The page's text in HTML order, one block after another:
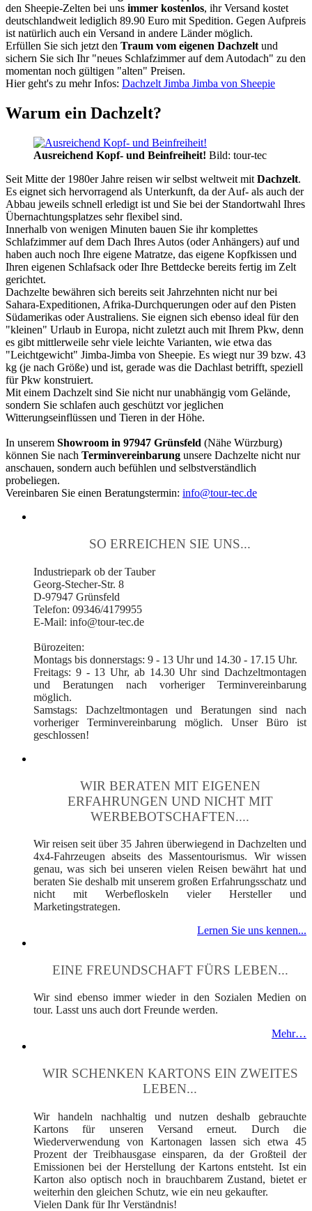
den Sheepie-Zelten bei uns immer kostenlos, ihr Versand kostet
deutschlandweit lediglich 89.90 Euro mit Spedition. Gegen Aufpreis
ist natürlich auch ein Versand in andere Länder möglich.
Erfüllen Sie sich jetzt den Traum vom eigenen Dachzelt und
sichern Sie sich Ihr "neues Schlafzimmer auf dem Autodach" zu den
momentan noch gültigen "alten" Preisen.
Hier geht's zu mehr Infos: Dachzelt Jimba Jimba von Sheepie
Warum ein Dachzelt?
Ausreichend Kopf- und Beinfreiheit! Bild: tour-tec
Seit Mitte der 1980er Jahre reisen wir selbst weltweit mit Dachzelt.
Es eignet sich hervorragend als Unterkunft, da der Auf- als auch der
Abbau jeweils schnell erledigt ist und Sie bei der Standortwahl Ihres
Übernachtungsplatzes sehr flexibel sind.
Innerhalb von wenigen Minuten bauen Sie ihr komplettes
Schlafzimmer auf dem Dach Ihres Autos (oder Anhängers) auf und
haben auch noch Ihre eigene Matratze, das eigene Kopfkissen und
Ihren eigenen Schlafsack oder Ihre Bettdecke bereits fertig im Zelt
gerichtet.
Dachzelte bewähren sich bereits seit Jahrzehnten nicht nur bei
Sahara-Expeditionen, Afrika-Durchquerungen oder auf den Pisten
Südamerikas oder Australiens. Sie eignen sich ebenso ideal für den
"kleinen" Urlaub in Europa, nicht zuletzt auch mit Ihrem Pkw, denn
es gibt mittlerweile sehr viele leichte Varianten, wie etwa das
"Leichtgewicht" Jimba-Jimba von Sheepie. Es wiegt nur 39 bzw. 43
kg (je nach Größe) und ist, gerade was die Dachlast betrifft, speziell
für Pkw konstruiert.
Mit einem Dachzelt sind Sie nicht nur unabhängig vom Gelände,
sondern Sie schlafen auch geschützt vor jeglichen
Witterungseinflüssen und Tieren in der Höhe.
In unserem Showroom in 97947 Grünsfeld (Nähe Würzburg)
können Sie nach Terminvereinbarung unsere Dachzelte nicht nur
anschauen, sondern auch befühlen und selbstverständlich
probeliegen.
Vereinbaren Sie einen Beratungstermin: info@tour-tec.de
SO ERREICHEN SIE UNS...
Industriepark ob der Tauber
Georg-Stecher-Str. 8
D-97947 Grünsfeld
Telefon: 09346/4179955
E-Mail: info@tour-tec.de
Bürozeiten:
Montags bis donnerstags: 9 - 13 Uhr und 14.30 - 17.15 Uhr.
Freitags: 9 - 13 Uhr, ab 14.30 Uhr sind Dachzeltmontagen
und Beratungen nach vorheriger Terminvereinbarung
möglich.
Samstags: Dachzeltmontagen und Beratungen sind nach
vorheriger Terminvereinbarung möglich. Unser Büro ist
geschlossen!
WIR BERATEN MIT EIGENEN
ERFAHRUNGEN UND NICHT MIT
WERBEBOTSCHAFTEN....
Wir reisen seit über 35 Jahren überwiegend in Dachzelten und
4x4-Fahrzeugen abseits des Massentourismus. Wir wissen
genau, was sich bei unseren vielen Reisen bewährt hat und
beraten Sie deshalb mit unserem großen Erfahrungsschatz und
nicht mit Werbefloskeln vieler Hersteller und
Marketingstrategen.
Lernen Sie uns kennen...
EINE FREUNDSCHAFT FÜRS LEBEN...
Wir sind ebenso immer wieder in den Sozialen Medien on
tour. Lasst uns auch dort Freunde werden.
Mehr…
WIR SCHENKEN KARTONS EIN ZWEITES
LEBEN...
Wir handeln nachhaltig und nutzen deshalb gebrauchte
Kartons für unseren Versand erneut. Durch die
Wiederverwendung von Kartonagen lassen sich etwa 45
Prozent der Treibhausgase einsparen, da der Großteil der
Emissionen bei der Herstellung der Kartons entsteht. Ist ein
Karton also optisch noch in brauchbarem Zustand, bietet er
weiterhin den gleichen Schutz, wie ein neu gekaufter.
Vielen Dank für Ihr Verständnis!